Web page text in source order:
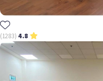
4.8
(1283)